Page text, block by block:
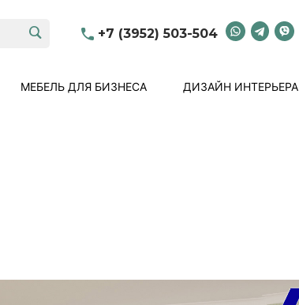
+7 (3952) 503-504
МЕБЕЛЬ ДЛЯ БИЗНЕСА ДИЗАЙН ИНТЕРЬЕРА